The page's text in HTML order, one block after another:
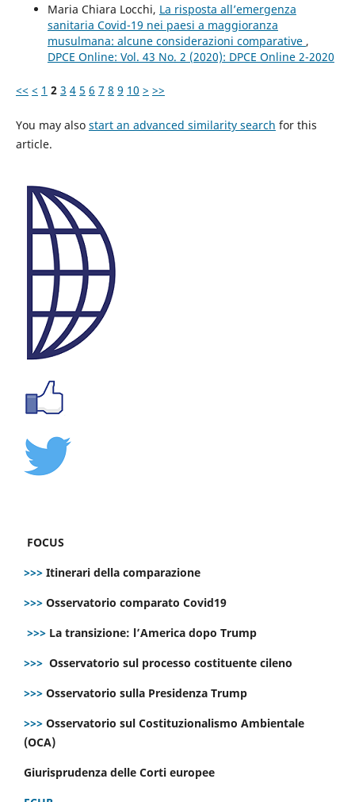
Maria Chiara Locchi, La risposta all’emergenza
sanitaria Covid-19 nei paesi a maggioranza
musulmana: alcune considerazioni comparative ,
DPCE Online: Vol. 43 No. 2 (2020): DPCE Online 2-2020
<< < 1 2 3 4 5 6 7 8 9 10 > >>
You may also start an advanced similarity search for this
article.
FOCUS
>>> Itinerari della comparazione
>>> Osservatorio comparato Covid19
>>> La transizione: l’America dopo Trump
>>> Osservatorio sul processo costituente cileno
>>> Osservatorio sulla Presidenza Trump
>>> Osservatorio sul Costituzionalismo Ambientale
(OCA)
Giurisprudenza delle Corti europee